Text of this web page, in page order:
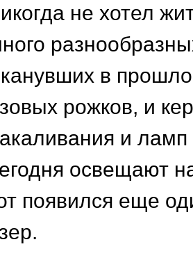
не хотел
канувших в
рожков, и
и ламп
освещают
появился еще